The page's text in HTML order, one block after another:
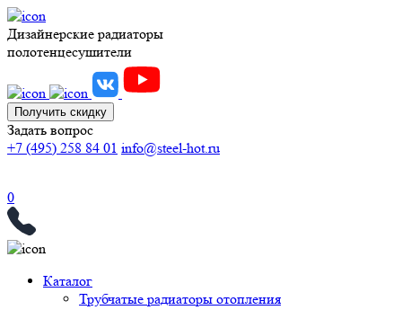
Дизайнерские радиаторы
полотенцесушители
Получить скидку
Задать вопрос
+7 (495) 258 84 01 info@steel-hot.ru
0
Каталог
Трубчатые радиаторы отопления